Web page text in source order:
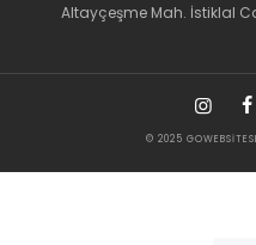
Altayçeşme Mah. İstiklal
© 2025